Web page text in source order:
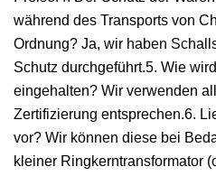
während des Transports von
Ordnung? Ja, wir haben
Schutz durchgeführt.5. Wie
eingehalten? Wir verwenden
Zertifizierung entsprechen.6.
vor? Wir können diese bei
kleiner Ringkerntransformator